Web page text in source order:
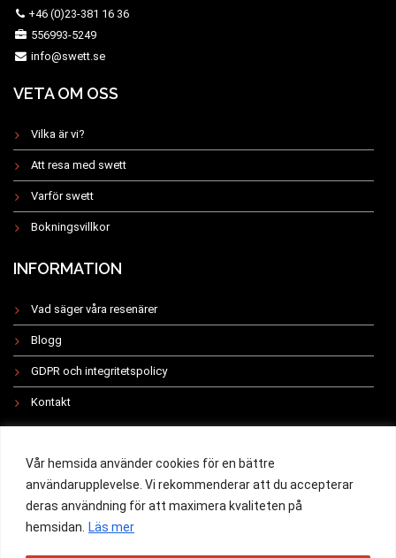
Vår hemsida använder cookies för en bättre
användarupplevelse. Vi rekommenderar att du accepterar
deras användning för att maximera kvaliteten på
hemsidan. Läs mer
+46 (0)23-381 16 36
556993-5249
info@swett.se
VETA OM OSS
Vilka är vi?
Att resa med swett
Varför swett
Bokningsvillkor
INFORMATION
Vad säger våra resenärer
Blogg
GDPR och integritetspolicy
Kontakt